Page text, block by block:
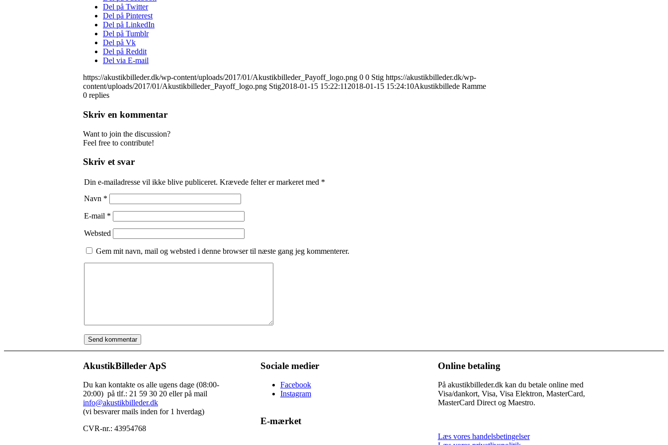
Del på Twitter
Del på Pinterest
Del på LinkedIn
Del på Tumblr
Del på Vk
Del på Reddit
Del via E-mail
https://akustikbilleder.dk/wp-content/uploads/2017/01/Akustikbilleder_Payoff_logo.png 0 0 Stig https://akustikbilleder.dk/wp-
content/uploads/2017/01/Akustikbilleder_Payoff_logo.png Stig2018-01-15 15:22:11 2018-01-15 15:24:10Akustikbillede Ramme
0 replies
Skriv en kommentar
Want to join the discussion?
Feel free to contribute!
Skriv et svar
Din e-mailadresse vil ikke blive publiceret. Krævede felter er markeret med *
Navn *
E-mail *
Websted
Gem mit navn, mail og websted i denne browser til næste gang jeg kommenterer.
AkustikBilleder ApS
Du kan kontakte os alle ugens dage (08:00-
20:00) på tlf.: 21 59 30 20 eller på mail
info@akustikbilleder.dk
(vi besvarer mails inden for 1 hverdag)
CVR-nr.: 43954768
Sociale medier
Facebook
Instagram
E-mærket
Online betaling
På akustikbilleder.dk kan du betale online med
Visa/dankort, Visa, Visa Elektron, MasterCard,
MasterCard Direct og Maestro.
Læs vores handelsbetingelser